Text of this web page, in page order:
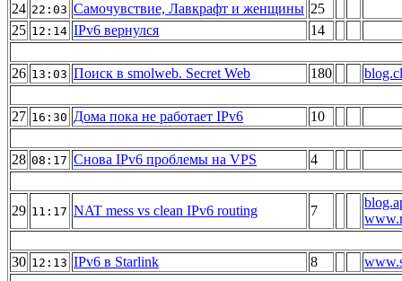
24 22:03 Самочувствие, Лавкрафт и женщины 25
25 12:14 IPv6 вернулся 14
26 13:03 Поиск в smolweb. Secret Web 180
27 16:30 Дома пока не работает IPv6 10
28 08:17 Снова IPv6 проблемы на VPS 4
29 11:17 NAT mess vs clean IPv6 routing 7
30 12:13 IPv6 в Starlink 8